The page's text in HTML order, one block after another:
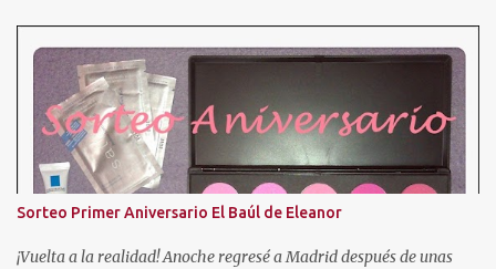
Sorteo Primer Aniversario El Baúl de Eleanor
¡Vuelta a la realidad! Anoche regresé a Madrid después de unas